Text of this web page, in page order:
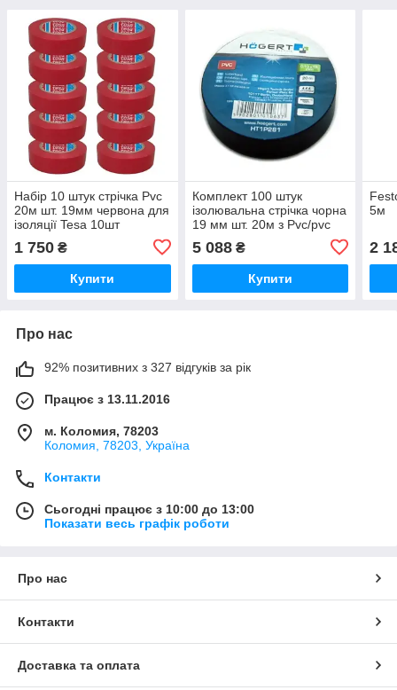
Набір 10 штук стрічка Pvc
20м шт. 19мм червона для
ізоляції Tesa 10шт
1 750 ₴
Купити
Комплект 100 штук
ізолювальна стрічка чорна
19 мм шт. 20м з Pvc/pvc
5 088₴
Купити
5м
2
Про нас
92% позитивних з 327 відгуків за рік
Працює з 13.11.2016
м. Коломия, 78203
Коломия, 78203, Україна
Контакти
Сьогодні працює з 10:00 до 13:00
Показати весь графік роботи
Про нас
Контакти
Доставка та оплата